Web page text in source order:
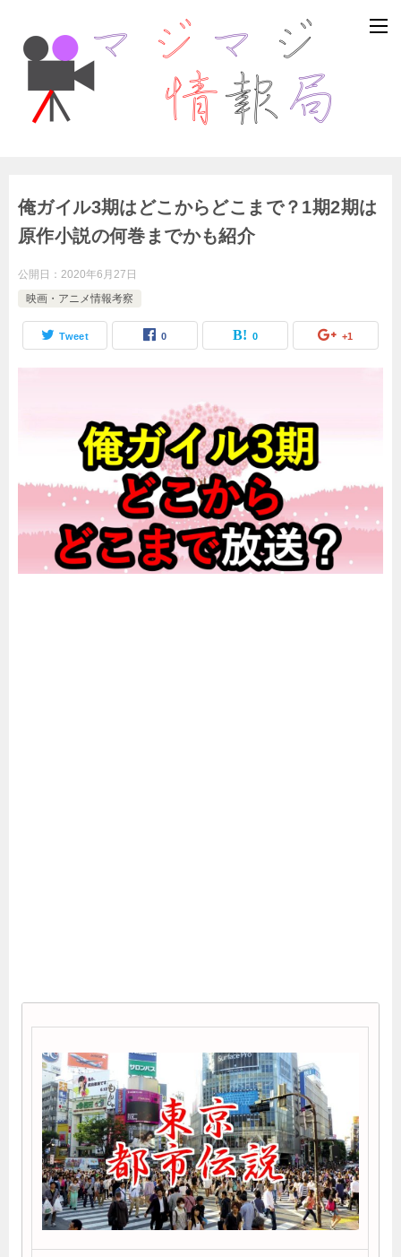
俺ガイル3期はどこからどこまで？1期2期は
原作小説の何巻までかも紹介
公開日： 2020年6月27日
映画・アニメ情報考察
Tweet 0 0 +1